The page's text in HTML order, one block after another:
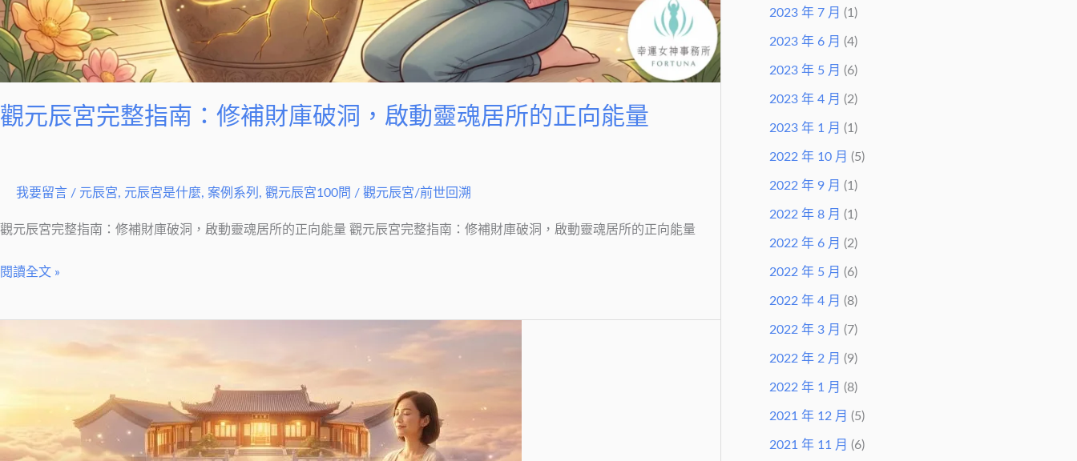
觀元辰宮完整指南：修補財庫破洞，啟動靈魂居所的正向能量
我要留言 / 元辰宮, 元辰宮是什麼, 案例系列 , 觀元辰宮100問 / 觀元辰宮/前世回溯
觀元辰宮完整指南：修補財庫破洞，啟動靈魂居所的正向能量 觀元辰宮完整指南：修補財庫破洞，啟動靈魂居所的正向能量
啟
動
靈
魂
居
能
閱讀全文 »
什
2023 年 7 月 (1)
2023 年 6 月 (4)
2023 年 5 月 (6)
2023 年 4 月 (2)
2023 年 1 月 (1)
2022 年 10 月 (5)
2022 年 9 月 (1)
2022 年 8 月 (1)
2022 年 6 月 (2)
2022 年 5 月 (6)
2022 年 4 月 (8)
2022 年 3 月 (7)
2022 年 2 月 (9)
2022 年 1 月 (8)
2021 年 12 月 (5)
2021 年 11 月 (6)